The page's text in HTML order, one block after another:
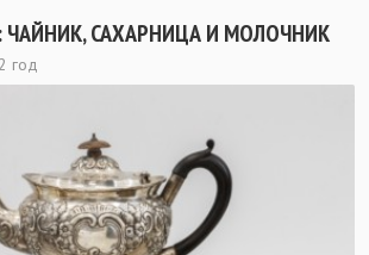
САХАРНИЦА И МОЛОЧНИК
год